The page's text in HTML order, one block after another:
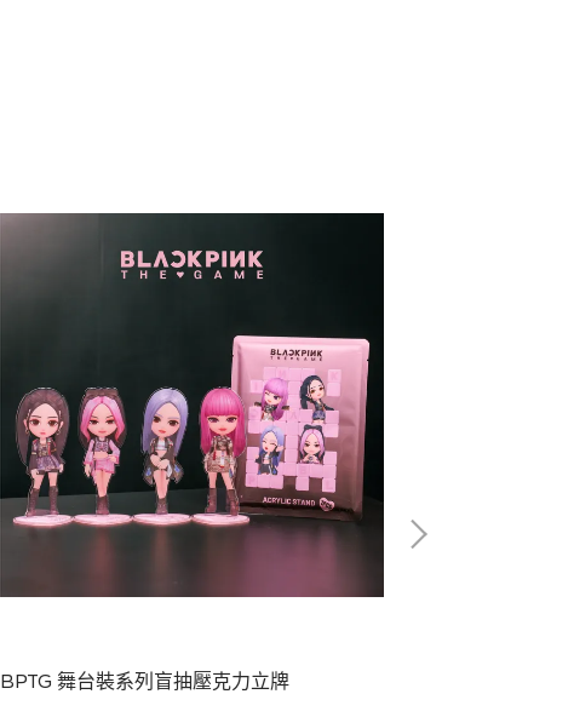
BPTG 舞台裝系列盲抽壓克力立牌